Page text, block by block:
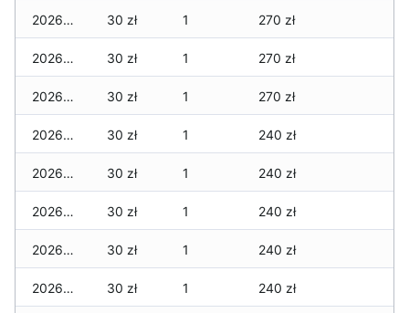
2026-04-26 30 zł 1 270 zł
2026-04-25 30 zł 1 270 zł
2026-04-24 30 zł 1 270 zł
2026-04-23 30 zł 1 240 zł
2026-04-22 30 zł 1 240 zł
2026-04-21 30 zł 1 240 zł
2026-04-20 30 zł 1 240 zł
2026-04-19 30 zł 1 240 zł